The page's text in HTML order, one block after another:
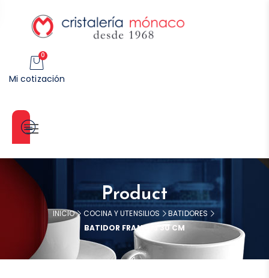
0
Mi cotización
Categorías
Product
INICIO COCINA Y UTENSILIOS
BATIDORES
BATIDOR FRANCES 30 CM